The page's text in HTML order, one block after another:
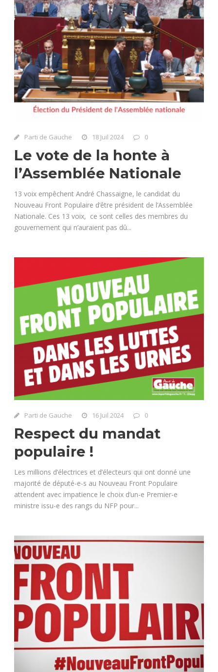
Parti de Gauche 18 Juil 2024 0
Le vote de la honte à
l’Assemblée Nationale
13 voix empêchent André Chassaigne, le candidat du
Nouveau Front Populaire d’être président de l’Assemblée
Nationale. Ces 13 voix, ce sont celles des membres du
gouvernement qui n’auraient pas dû...
Parti de Gauche 16 Juil 2024 0
Respect du mandat
populaire !
Les millions d’électrices et d’électeurs qui ont donné une
majorité de député-e-s au Nouveau Front Populaire
attendent avec impatience le choix d’un-e Premier-e
ministre issu-e des rangs du NFP pour...